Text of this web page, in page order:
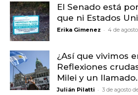
El Senado está
que ni Estados
Erika Gimenez - 4 de
¿Así que vivimos
Reflexiones
Milei y un
Julián Pilatti - 3 de agosto